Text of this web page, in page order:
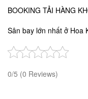
BOOKING TẢI HÀNG
Sân bay lớn nhất ở Hoa
0/5 (0 Reviews)